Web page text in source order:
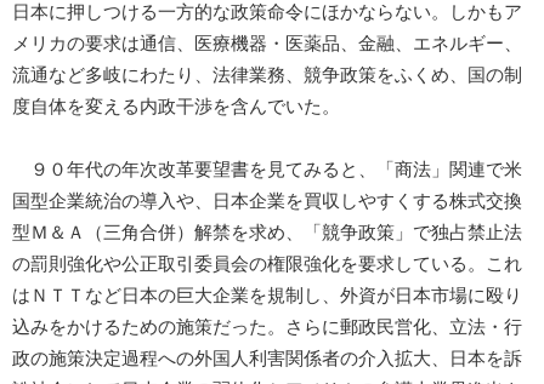
日本に押しつける一方的な政策命令にほかならない。しかもア
メリカの要求は通信、医療機器・医薬品、金融、エネルギー、
流通など多岐にわたり、法律業務、競争政策をふくめ、国の制
度自体を変える内政干渉を含んでいた。
９０年代の年次改革要望書を見てみると、「商法」関連で米
国型企業統治の導入や、日本企業を買収しやすくする株式交換
型Ｍ＆Ａ（三角合併）解禁を求め、「競争政策」で独占禁止法
の罰則強化や公正取引委員会の権限強化を要求している。これ
はＮＴＴなど日本の巨大企業を規制し、外資が日本市場に殴り
込みをかけるための施策だった。さらに郵政民営化、立法・行
政の施策決定過程への外国人利害関係者の介入拡大、日本を訴